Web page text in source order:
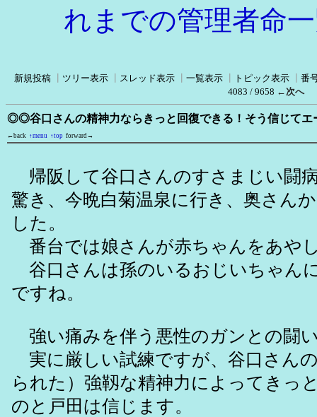
れまでの管理者命
新規投稿 ツリー表示 スレッド表示 一覧表示 トピック表示
番
4083 / 9658 ←次へ
◎◎谷口さんの精神力ならきっと回復できる！そう信じてエ
←back ↑menu ↑top forward→
帰阪して谷口さんのすさまじい闘
驚き、今晩白菊温泉に行き、奥さん
した。
番台では娘さんが赤ちゃんをあや
谷口さんは孫のいるおじいちゃん
ですね。
強い痛みを伴う悪性のガンとの闘
実に厳しい試練ですが、谷口さん
られた）強靱な精神力によってきっ
のと戸田は信じます。